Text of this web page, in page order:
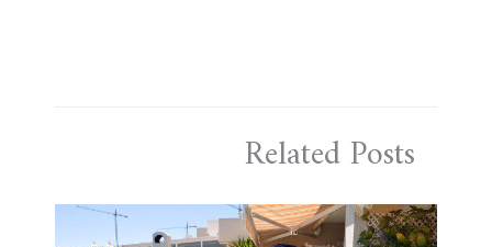
Related Posts